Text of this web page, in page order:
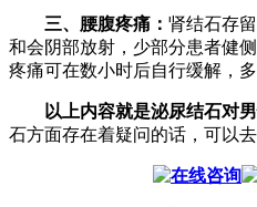
三、腰腹疼痛： 肾结石存
和会阴部放射，少部分患者健
疼痛可在数小时后自行缓解，
以上内容就是泌尿结石对
石方面存在着疑问的话，可以